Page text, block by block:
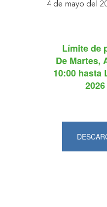
4 de mayo del
Límite de
De Martes,
10:00 hasta